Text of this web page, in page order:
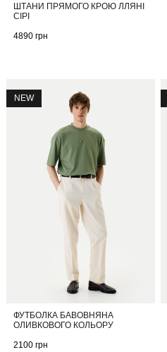
ШТАНИ ПРЯМОГО КРОЮ ЛЛЯНІ
СІРІ
4890 грн
ФУТБОЛКА БАВОВНЯНА
ОЛИВКОВОГО КОЛЬОРУ
2100 грн
NEW